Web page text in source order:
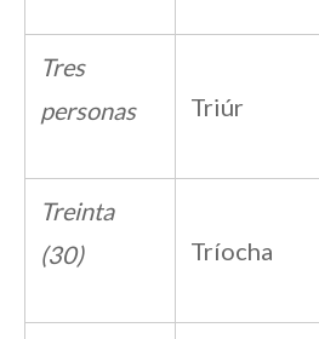
Tres
personas
Triúr
Treinta
(30)
Tríocha